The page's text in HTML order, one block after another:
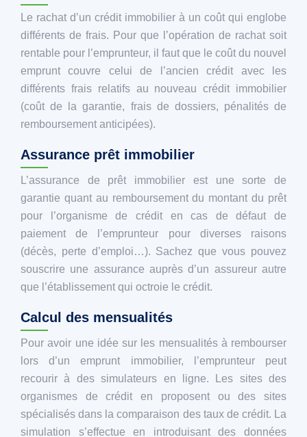
Le rachat d’un crédit immobilier à un coût qui englobe
différents de frais. Pour que l’opération de rachat soit
rentable pour l’emprunteur, il faut que le coût du nouvel
emprunt couvre celui de l’ancien crédit avec les
différents frais relatifs au nouveau crédit immobilier
(coût de la garantie, frais de dossiers, pénalités de
remboursement anticipées).
Assurance prêt immobilier
L’assurance de prêt immobilier est une sorte de
garantie quant au remboursement du montant du prêt
pour l’organisme de crédit en cas de défaut de
paiement de l’emprunteur pour diverses raisons
(décès, perte d’emploi…). Sachez que vous pouvez
souscrire une assurance auprès d’un assureur autre
que l’établissement qui octroie le crédit.
Calcul des mensualités
Pour avoir une idée sur les mensualités à rembourser
lors d’un emprunt immobilier, l’emprunteur peut
recourir à des simulateurs en ligne. Les sites des
organismes de crédit en proposent ou des sites
spécialisés dans la comparaison des taux de crédit. La
simulation s’effectue en introduisant des données